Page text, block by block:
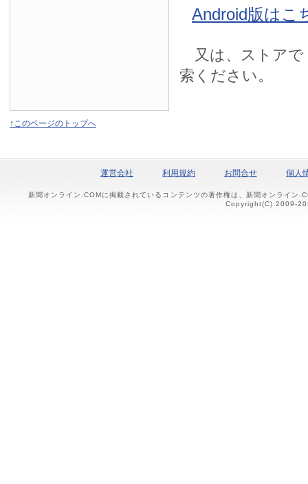
Android版はこ
又は、ストアで
索ください。
↑このページのトップへ
運営会社 利用規約 お問合せ 個人
新聞オンライン.COMに掲載されているコンテンツの著作権は、新聞オンライン
Copyright(C) 2009-